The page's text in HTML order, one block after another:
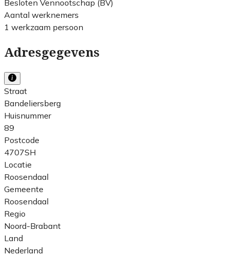
Besloten Vennootschap (BV)
Aantal werknemers
1 werkzaam persoon
Adresgegevens
Straat
Bandeliersberg
Huisnummer
89
Postcode
4707SH
Locatie
Roosendaal
Gemeente
Roosendaal
Regio
Noord-Brabant
Land
Nederland